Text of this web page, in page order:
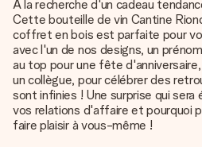
À la recherche d'un cadeau
Cette bouteille de vin Cantine
coffret en bois est parfaite pour
avec l'un de nos designs, un
au top pour une fête
un collègue, pour célébrer des
sont infinies ! Une surprise qui
vos relations d'affaire et pourquoi
faire plaisir à vous-même !